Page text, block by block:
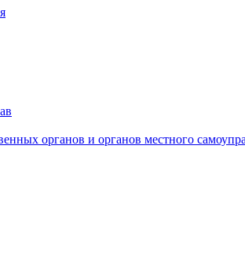
органов и органов местного